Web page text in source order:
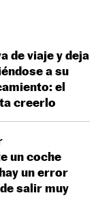
de viaje y deja
a su
el
creerlo
un coche
un error
salir muy